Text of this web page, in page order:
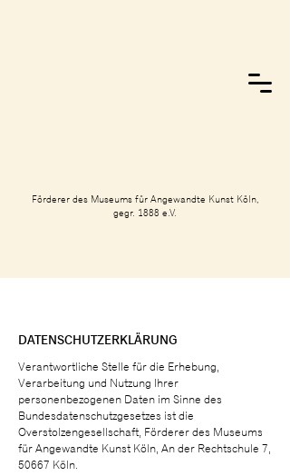
Förderer des Museums für Angewandte Kunst Köln,
gegr. 1888 e.V.
DATENSCHUTZERKLÄRUNG
Verantwortliche Stelle für die Erhebung,
Verarbeitung und Nutzung Ihrer
personenbezogenen Daten im Sinne des
Bundesdatenschutzgesetzes ist die
Overstolzengesellschaft, Förderer des Museums
für Angewandte Kunst Köln, An der Rechtschule 7,
50667 Köln.